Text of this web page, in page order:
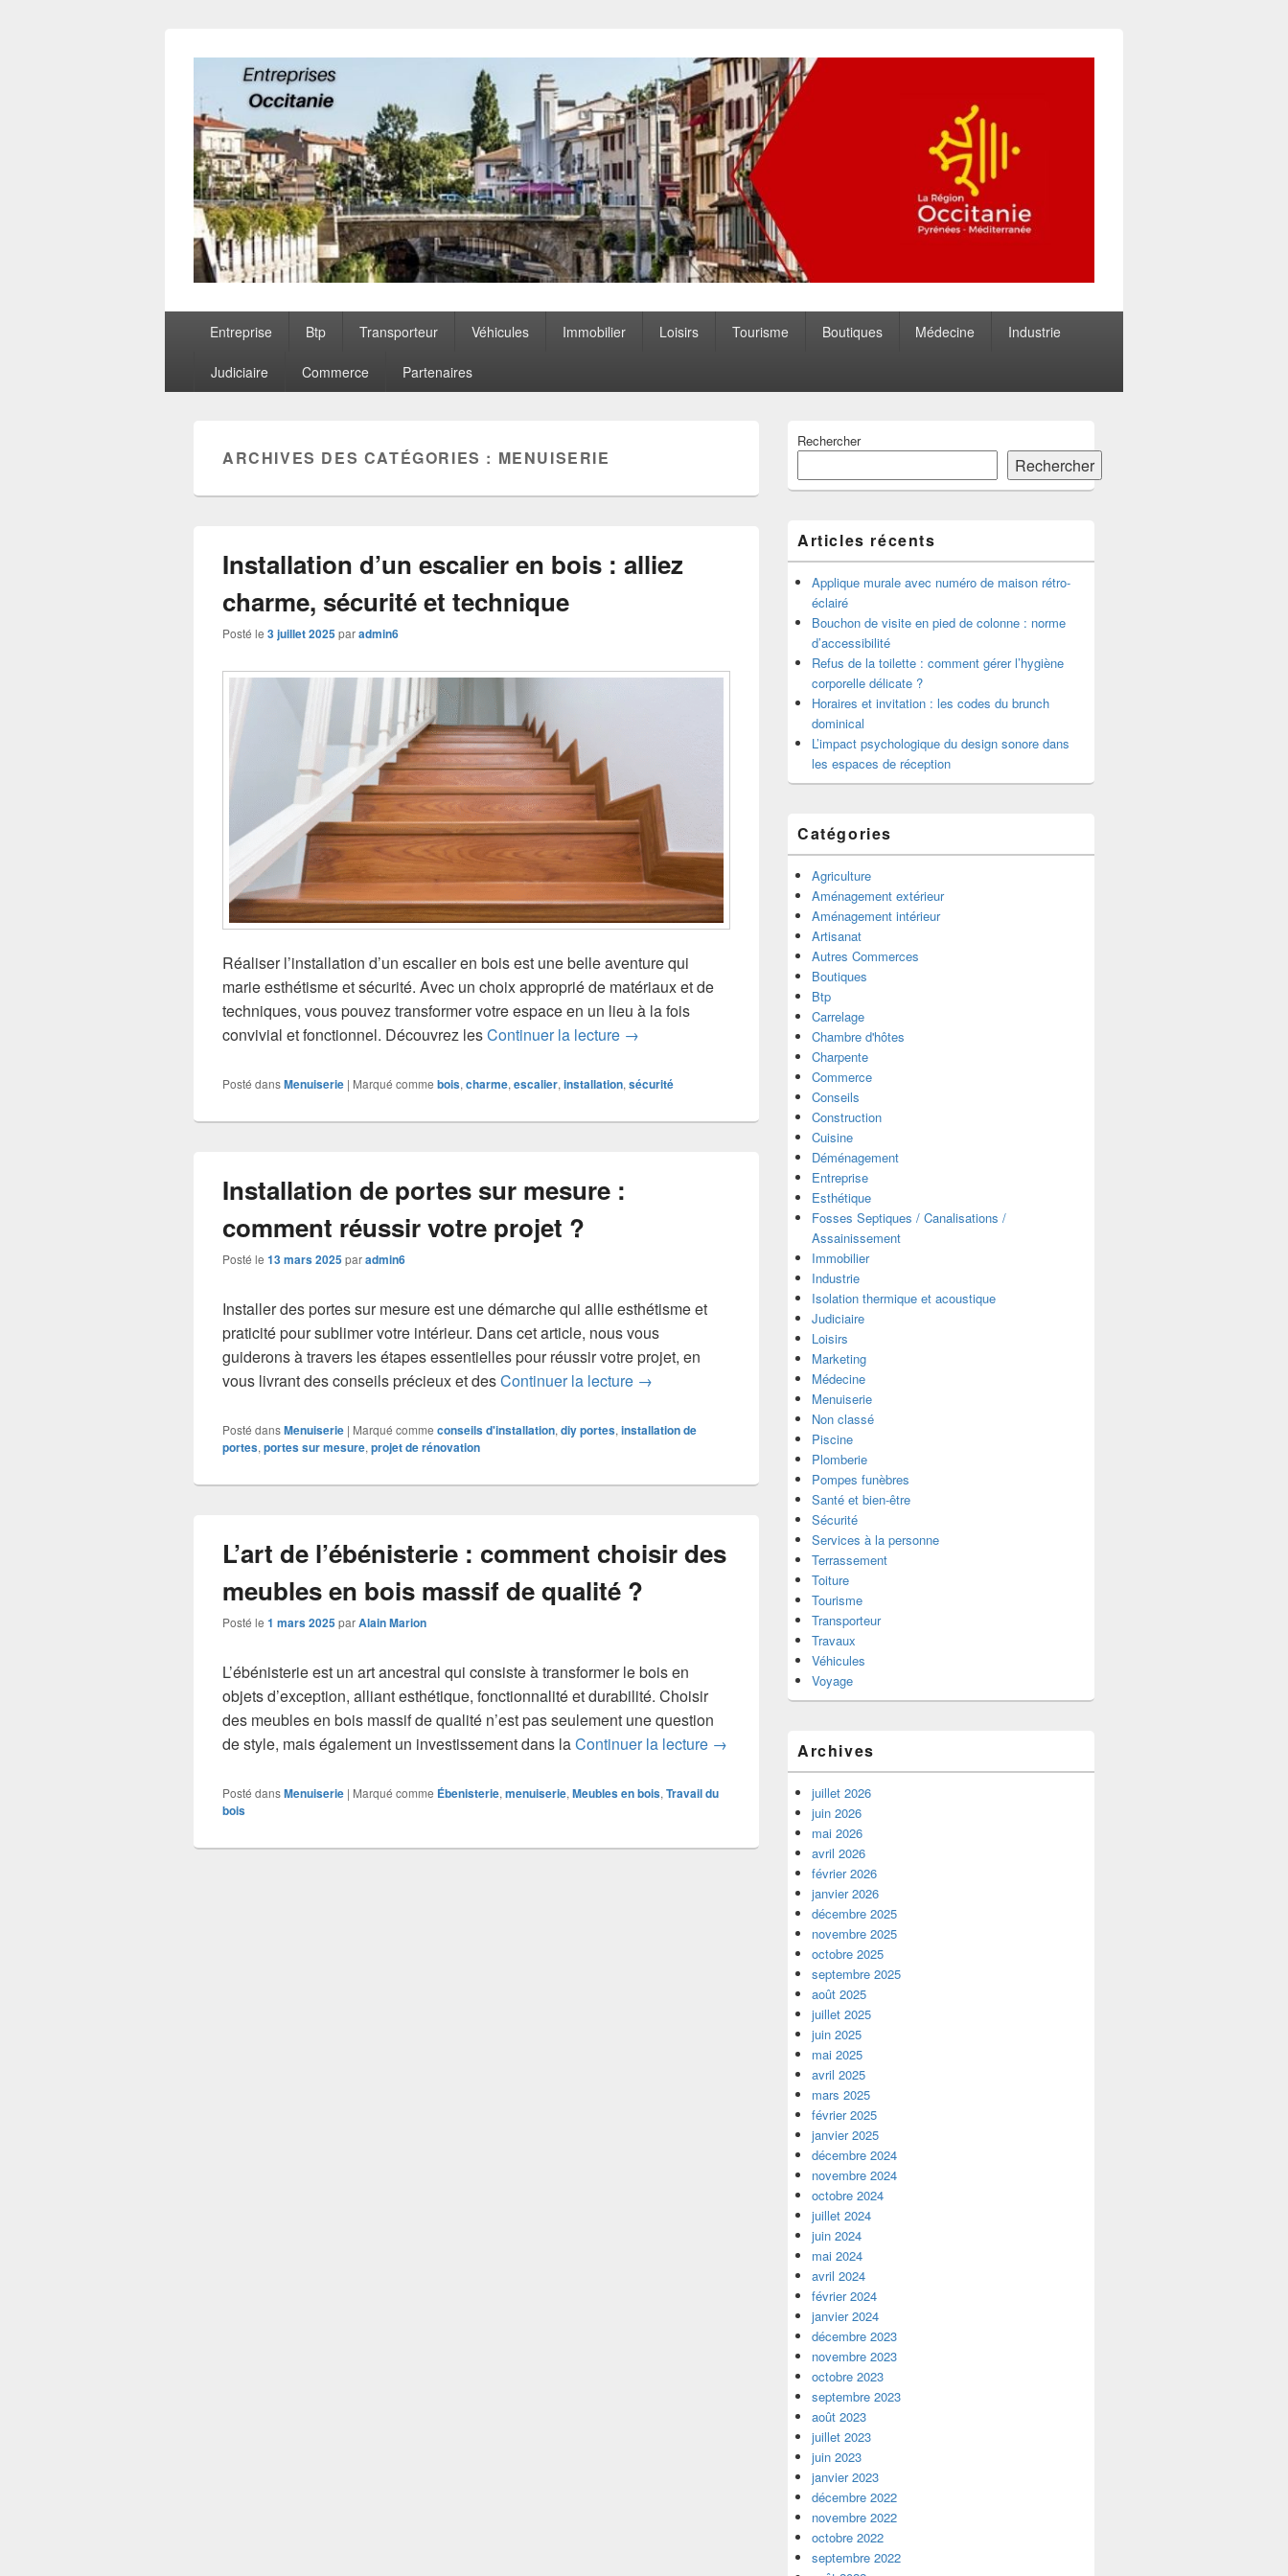
Entreprises Occitanie
principalEntreprise Btp Transporteur Véhicules Immobilier Loisirs Tourisme Boutiques Médecine Industrie
Judiciaire Commerce Partenaires
ARCHIVES DES CATÉGORIES : MENUISERIE
Installation d’un escalier en bois : alliez
charme, sécurité et technique
Posté le 3 juillet 2025paradmin6
Réaliser l’installation d’un escalier en bois est une belle aventure qui
marie esthétisme et sécurité. Avec un choix approprié de matériaux et de
techniques, vous pouvez transformer votre espace en un lieu à la fois
convivial et fonctionnel. Découvrez lesContinuer la lecture Installation d’un escalier en bois : alliez charme, sécurité et technique
→
Posté dansMenuiserie | Marqué comme bois, charme, escalier, installation, sécurité
Installation de portes sur mesure :
comment réussir votre projet ?
Posté le 13 mars 2025paradmin6
Installer des portes sur mesure est une démarche qui allie esthétisme et
praticité pour sublimer votre intérieur. Dans cet article, nous vous
guiderons à travers les étapes essentielles pour réussir votre projet, en
vous livrant des conseils précieux et desContinuer la lecture Installation de portes sur mesure : comment réussir votre projet ?
→
Posté dansMenuiserie | Marqué comme conseils d'installation, diy portes, installation de
portes, portes sur mesure, projet de rénovation
L’art de l’ébénisterie : comment choisir des
meubles en bois massif de qualité ?
Posté le 1 mars 2025parAlain Marion
L’ébénisterie est un art ancestral qui consiste à transformer le bois en
objets d’exception, alliant esthétique, fonctionnalité et durabilité. Choisir
des meubles en bois massif de qualité n’est pas seulement une question
de style, mais également un investissement dans laContinuer la lecture L’art de l’ébénisterie : comment choisir des meubles en bois massif de qualité ?
→
Posté dansMenuiserie | Marqué comme Ébenisterie, menuiserie, Meubles en bois, Travail du
bois
principale
widget
pour
barre
latérale
Rechercher
Rechercher
Articles récents
Applique murale avec numéro de maison rétro-
éclairé
Bouchon de visite en pied de colonne : norme
d’accessibilité
Refus de la toilette : comment gérer l’hygiène
corporelle délicate ?
Horaires et invitation : les codes du brunch
dominical
L’impact psychologique du design sonore dans
les espaces de réception
Catégories
Agriculture
Aménagement extérieur
Aménagement intérieur
Artisanat
Autres Commerces
Boutiques
Btp
Carrelage
Chambre d'hôtes
Charpente
Commerce
Conseils
Construction
Cuisine
Déménagement
Entreprise
Esthétique
Fosses Septiques / Canalisations /
Assainissement
Immobilier
Industrie
Isolation thermique et acoustique
Judiciaire
Loisirs
Marketing
Médecine
Menuiserie
Non classé
Piscine
Plomberie
Pompes funèbres
Santé et bien-être
Sécurité
Services à la personne
Terrassement
Toiture
Tourisme
Transporteur
Travaux
Véhicules
Voyage
Archives
juillet 2026
juin 2026
mai 2026
avril 2026
février 2026
janvier 2026
décembre 2025
novembre 2025
octobre 2025
septembre 2025
août 2025
juillet 2025
juin 2025
mai 2025
avril 2025
mars 2025
février 2025
janvier 2025
décembre 2024
novembre 2024
octobre 2024
juillet 2024
juin 2024
mai 2024
avril 2024
février 2024
janvier 2024
décembre 2023
novembre 2023
octobre 2023
septembre 2023
août 2023
juillet 2023
juin 2023
janvier 2023
décembre 2022
novembre 2022
octobre 2022
septembre 2022